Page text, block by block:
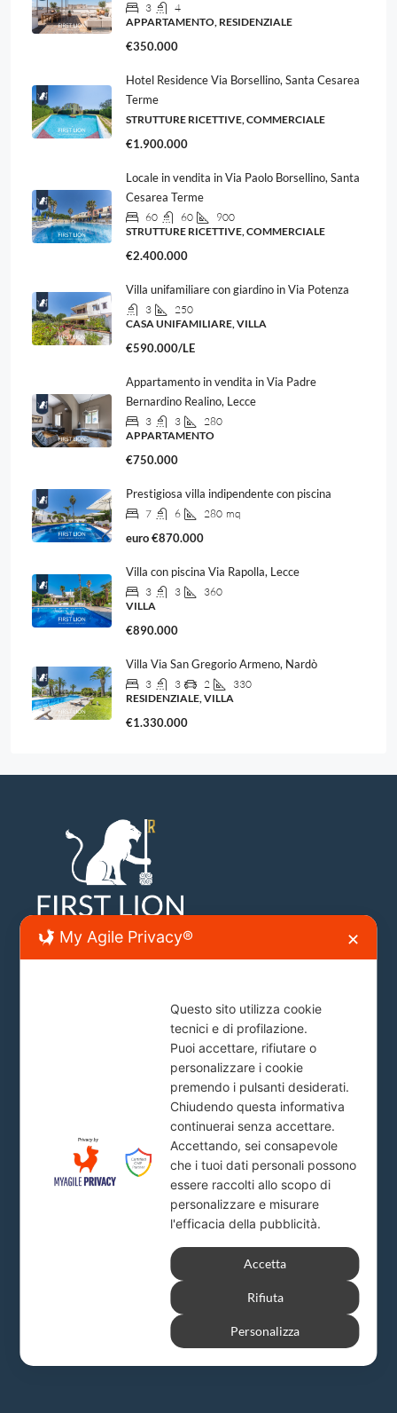
3
4
APPARTAMENTO, RESIDENZIALE
€350.000
Hotel Residence Via Borsellino, Santa Cesarea
Terme
STRUTTURE RICETTIVE, COMMERCIALE
€1.900.000
Locale in vendita in Via Paolo Borsellino, Santa
Cesarea Terme
60 60
900
STRUTTURE RICETTIVE, COMMERCIALE
€2.400.000
Villa unifamiliare con giardino in Via Potenza
3
250
CASA UNIFAMILIARE, VILLA
€590.000/LE
Appartamento in vendita in Via Padre
Bernardino Realino, Lecce
3 3
280
APPARTAMENTO
€750.000
Prestigiosa villa indipendente con piscina
7 6 280 mq
euro€870.000
Villa con piscina Via Rapolla, Lecce
3 3
360
VILLA
€890.000
Villa Via San Gregorio Armeno, Nardò
3 3 2
330
RESIDENZIALE, VILLA
€1.330.000
Lecce, Viale Japigia, 20
Piazza del Popolo, 20
info@firstlion.it
My Agile Privacy® ✕
Questo sito utilizza cookie
tecnici e di profilazione.
Puoi accettare, rifiutare o
personalizzare i cookie
premendo i pulsanti desiderati.
Chiudendo questa informativa
continuerai senza accettare.
Accettando, sei consapevole
che i tuoi dati personali possono
essere raccolti allo scopo di
personalizzare e misurare
l'efficacia della pubblicità.
Accetta
Rifiuta
Personalizza